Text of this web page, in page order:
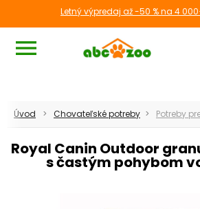
Letný výpredaj až -50 % na 4
menu
Mačky
chevron_left Späť
Zobraziť všetko
Úvod Chovateľské potreby Potreby
Royal Canin Outdoor
s častým pohybom